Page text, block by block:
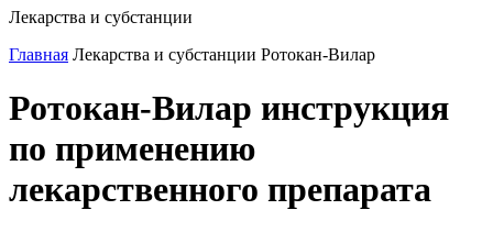
Лекарства и субстанции
Главная Лекарства и субстанции Ротокан-Вилар
Ротокан-Вилар инструкция
по применению
лекарственного препарата